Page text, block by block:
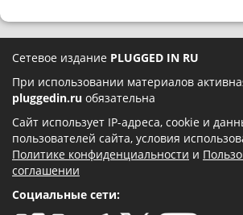
Сетевое издание PLUGGED IN RU
При использовании материалов
pluggedin.ru обязательна
Сайт использует IP-адреса, cookie и
пользователей сайта, условия
Политике конфиденциальности и
соглашении
Социальные сети: